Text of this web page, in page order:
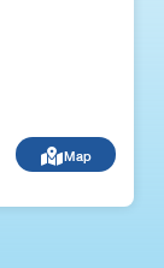
Map